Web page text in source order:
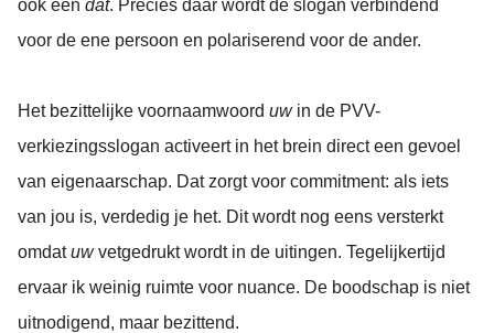
ook een dat. Precies daar wordt de slogan verbindend
voor de ene persoon en polariserend voor de ander.
Het bezittelijke voornaamwoord uwin de PVV-
verkiezingsslogan activeert in het brein direct een gevoel
van eigenaarschap. Dat zorgt voor commitment: als iets
van jou is, verdedig je het. Dit wordt nog eens versterkt
omdatuwvetgedrukt wordt in de uitingen. Tegelijkertijd
ervaar ik weinig ruimte voor nuance. De boodschap is niet
uitnodigend, maar bezittend.